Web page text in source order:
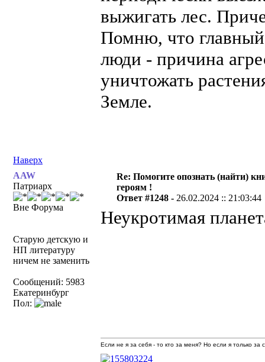
выжигать лес.
Помню, что
люди - причина
уничтожать
Земле.
Наверх
AAW
Патриарх
Вне Форума
Старую детскую и
НП литературу
ничем не заменить
Сообщений: 5983
Екатеринбург
Пол:
Re: Помогите опознать (найти)
героям !
Ответ #1248 - 26.02.2024 :: 21:03:44
Неукротимая
Если не я за себя - то кто за меня? Но если я только